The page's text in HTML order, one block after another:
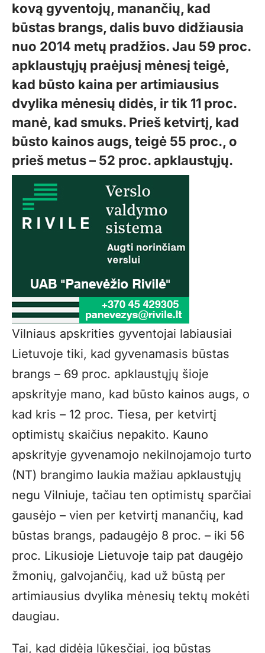
kovą gyventojų, manančių, kad
būstas brangs, dalis buvo didžiausia
nuo 2014 metų pradžios. Jau 59 proc.
apklaustųjų praėjusį mėnesį teigė,
kad būsto kaina per artimiausius
dvylika mėnesių didės, ir tik 11 proc.
manė, kad smuks. Prieš ketvirtį, kad
būsto kainos augs, teigė 55 proc., o
prieš metus – 52 proc. apklaustųjų.
Vilniaus apskrities gyventojai labiausiai
Lietuvoje tiki, kad gyvenamasis būstas
brangs – 69 proc. apklaustųjų šioje
apskrityje mano, kad būsto kainos augs, o
kad kris – 12 proc. Tiesa, per ketvirtį
optimistų skaičius nepakito. Kauno
apskrityje gyvenamojo nekilnojamojo turto
(NT) brangimo laukia mažiau apklaustųjų
negu Vilniuje, tačiau ten optimistų sparčiai
gausėjo – vien per ketvirtį manančių, kad
būstas brangs, padaugėjo 8 proc. – iki 56
proc. Likusioje Lietuvoje taip pat daugėjo
žmonių, galvojančių, kad už būstą per
artimiausius dvylika mėnesių tektų mokėti
daugiau.
Tai, kad didėja lūkesčiai, jog būstas